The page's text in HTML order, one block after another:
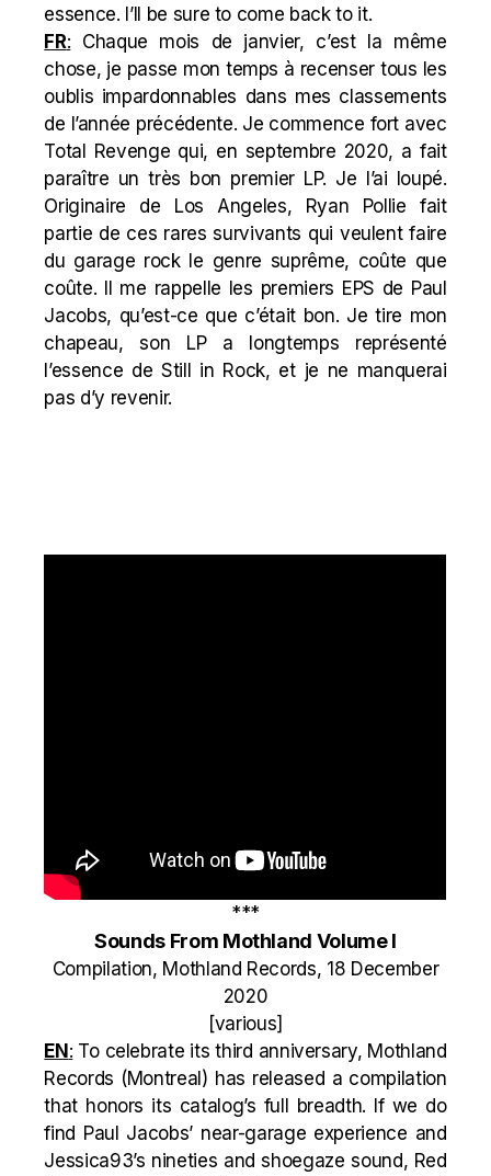
essence. I’ll be sure to come back to it.
FR: Chaque mois de janvier, c’est la même
chose, je passe mon temps à recenser tous les
oublis impardonnables dans mes classements
de l’année précédente. Je commence fort avec
Total Revenge qui, en septembre 2020, a fait
paraître un très bon premier LP. Je l’ai loupé.
Originaire de Los Angeles,
Ryan Pollie fait
partie de ces rares survivants qui veulent faire
du garage rock le genre suprême, coûte que
coûte. Il me rappelle les premiers EPS de Paul
Jacobs, qu’est-ce que c’était bon. Je tire mon
chapeau, son LP a longtemps représenté
l’essence de Still in Rock, et je ne manquerai
pas d’y revenir.
***
Sounds From Mothland Volume I
Compilation, Mothland Records, 18 December
2020
[various]
EN : To celebrate its third anniversary, Mothland
Records (Montreal) has released a compilation
that honors its catalog’s full breadth. If we do
find Paul Jacobs’ near-garage experience and
Jessica93’s nineties and shoegaze sound, Red